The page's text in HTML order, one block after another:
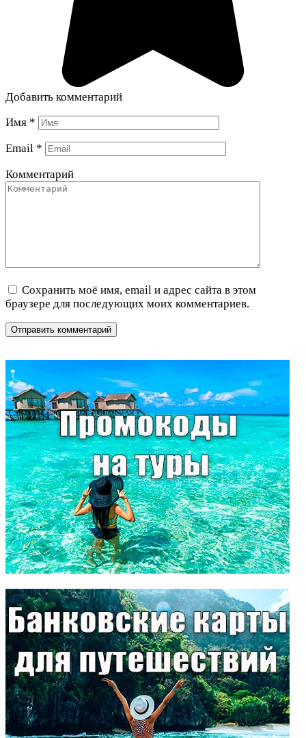
Добавить комментарий
Имя *
Email *
Комментарий
Сохранить моё имя, email и адрес сайта в этом
браузере для последующих моих комментариев.